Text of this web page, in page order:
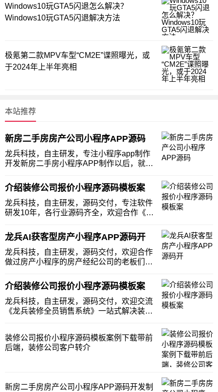
Windows10玩GTA5闪退怎么解决？
Windows10玩GTA5闪退解决方法
极氪第二款MPV车型“CM2E”谍照曝光，或
于2024年上半年亮相
本站推荐
新房二手房房产公司小程序APP源码
龙兵科技，自主研发，专注小程序app制作
开发新房二手房小程序APP制作以后，就面
花了钱做的小程序，产生他应有的价值，这
个明天一直困扰的很多房产公司。不少房产
公司老板发现，自己花了数万元定制的系
统，到头来
介绍装修公司报价小程序源码模板案
龙兵科技，自主研发，源码交付，专注软件
研发10年，各行业源码齐全，欢迎合作《龙
展示、引流、成交、转介绍问题！装修公司
老板们，你们有没有认真思考下？你到底需
要做一个什么样的装修小程序呢？难道只是
基础的展示
龙兵AI获客型房产小程序APP源码开
龙兵科技，自主研发，源码交付，欢迎合作
做过房产小程序的房产经纪公司的老板们，
用，做一个小程序，还不如在地面上多发传
单，多出来小区摆点来的更实在一些。为什
么，会有这样的看法呢。问题主要来源于，
他们做过或者他
介绍装修公司报价小程序源码模板案
龙兵科技，自主研发，源码交付，欢迎交流
《龙兵装修全员销售系统》一站式解决装修
小程序的目的到底是什么？只是为了展示工
地的案例吗？只是为了展示工地的施工过程
装修公司报价小程序源码模板案例下载带前
后端，装修公司客户转介
新房二手房房产公司小程序APP源码开发制